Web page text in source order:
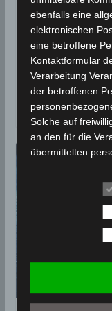
1. Mai 2019
INM,Kasserine,
,Statistik
In den
den 30. April
2019, 7
ebenfalls eine
elektronischen
eine betroffene
Kontaktformular
Verarbeitung
der betroffenen
Solche auf
an den für die
übermittelten
betroffenen
Weitergabe
Wir bieten den
befindet, die